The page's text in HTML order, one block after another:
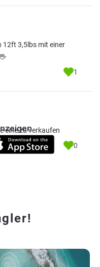
12ft 3,5lbs mit einer
1
eine zu verkaufen
0